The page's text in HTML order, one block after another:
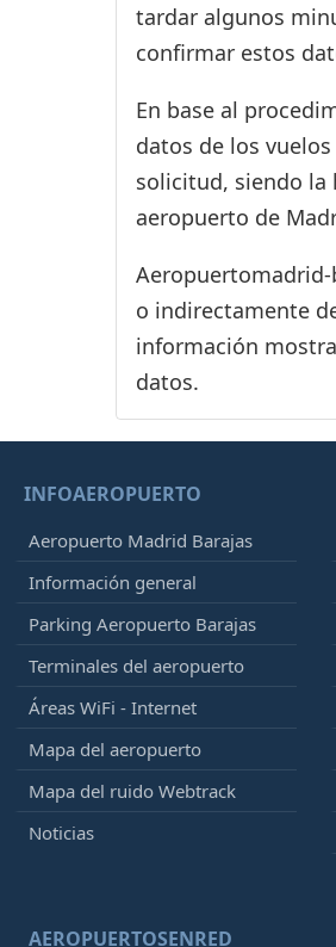
tardar algunos
confirmar estos
En base al
datos de los
solicitud, siendo la
aeropuerto de
o indirectamente
información
datos.
INFOAEROPUERTO
Aeropuerto Madrid Barajas
Información general
Parking Aeropuerto Barajas
Terminales del aeropuerto
Áreas WiFi - Internet
Mapa del aeropuerto
Mapa del ruido Webtrack
Noticias
AEROPUERTOSENRED